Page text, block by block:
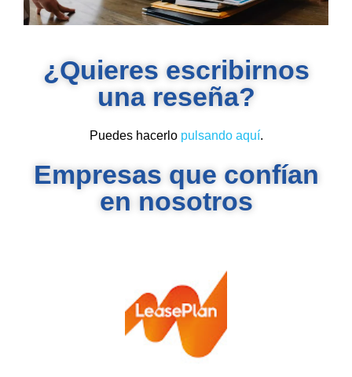
¿Quieres escribirnos
una reseña?
Puedes hacerlo pulsando aquí.
Empresas que confían
en nosotros